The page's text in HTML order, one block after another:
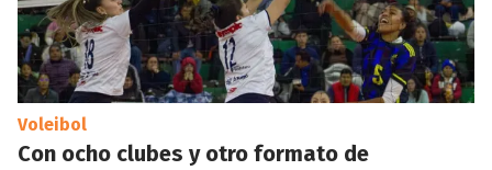
Voleibol
Con ocho clubes y otro formato de